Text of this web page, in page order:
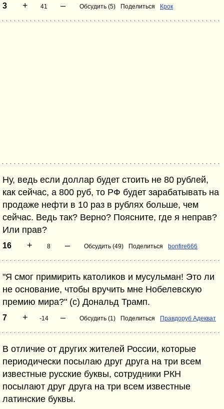
3 + 41 – Обсудить (5) Поделиться Крок
Ну, ведь если доллар будет стоить не 80 рублей,
как сейчас, а 800 руб, то РФ будет зарабатывать на
продаже нефти в 10 раз в рублях больше, чем
сейчас. Ведь так? Верно? Поясните, где я неправ?
Или прав?
16 + 8 – Обсудить (49) Поделиться bonfire666
"Я смог примирить католиков и мусульман! Это ли
не основание, чтобы вручить мне Нобелевскую
премию мира?" (с) Дональд Трамп.
7 + -14 – Обсудить (1) Поделиться Правдоруб Адекват
В отличие от других жителей России, которые
периодически посылаю друг друга на три всем
известные русские буквы, сотрудники РКН
посылают друг друга на три всем известные
латинские буквы.